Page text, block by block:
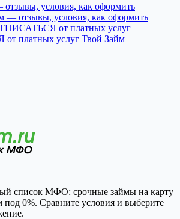
условия, как оформить
— отзывы, условия, как оформить
от платных услуг
платных услуг Твой Займ
список МФО: срочные займы на карту
под 0%. Сравните условия и выберите